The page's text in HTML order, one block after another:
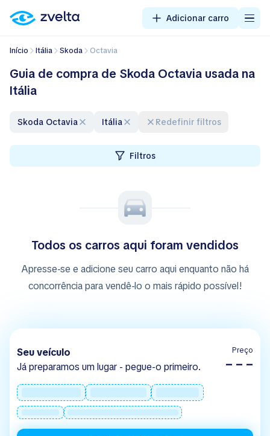
Adicionar carro
Início Itália Skoda Octavia
Guia de compra de Skoda Octavia usada na
Itália
Skoda Octavia Itália Redefinir filtros
Filtros
Todos os carros aqui foram vendidos
Apresse-se e adicione seu carro aqui enquanto não há
concorrência para vendê-lo o mais rápido possível!
Seu veículo
Já preparamos um lugar - pegue-o primeiro.
Preço
– – –